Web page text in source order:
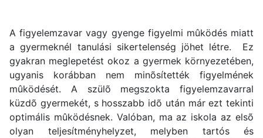
A figyelemzavar vagy gyenge figyelmi mûködés miatt
a gyermeknél tanulási sikertelenség jöhet létre. Ez
gyakran meglepetést okoz a gyermek környezetében,
ugyanis korábban nem minõsítették figyelmének
mûködését. A szülõ megszokta figyelemzavarral
küzdõ gyermekét, s hosszabb idõ után már ezt tekinti
optimális mûködésnek. Valóban, ma az iskola az elsõ
olyan teljesítményhelyzet, melyben tartós és